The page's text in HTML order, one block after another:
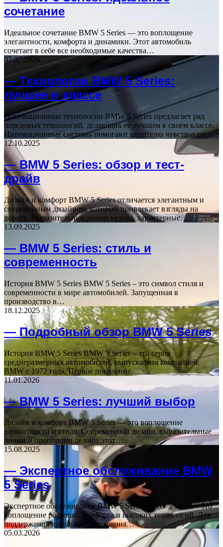
сочетание
Идеальное сочетание BMW 5 Series — это воплощение
элегантности, комфорта и динамики. Этот автомобиль
сочетает в себе все необходимые качества…
07.07.2026
— Технологии BMW 5 Series:
лучшее в классе
Инновационные технологии BMW 5 Series предлагает ряд
передовых технологий, делающих ее лучшим в своем классе.
Инновационные системы помогают водителю чувствовать…
12.10.2025
— BMW 5 Series: обзор и тест-
драйв
Дизайн и комфорт BMW 5 Series отличается элегантным и
современным дизайном, который привлекает взгляды на
дороге. Выразительные линии кузова, характерные…
13.09.2025
— BMW 5 Series: стиль и
современность
История BMW 5 Series BMW 5 Series – это символ стиля и
современности в мире автомобилей. Запущенная в
производство в…
18.12.2025
— Подробный обзор BMW 5 Series
История BMW 5 Series BMW 5 Series – это серия
среднеразмерных автомобилей, выпускаемая компанией
BMW с 1972 года. Первое поколение…
11.01.2026
— BMW 5 Series: лучший выбор
Дизайн и комфорт BMW 5 Series — это воплощение
элегантности и стиля. Современный дизайн, выразительные
линии и пропорции делают этот…
15.08.2025
— Экспертное обслуживание BMW
5 Series
Экспертное обслуживание BMW 5 Series BMW 5 Series – это
воплощение роскоши, комфорта и высоких технологий. Для
поддержания идеального состояния…
05.03.2026